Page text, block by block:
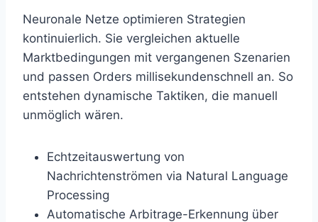
Neuronale Netze optimieren Strategien
kontinuierlich. Sie vergleichen aktuelle
Marktbedingungen mit vergangenen Szenarien
und passen Orders millisekundenschnell an. So
entstehen dynamische Taktiken, die manuell
unmöglich wären.
Echtzeitauswertung von
Nachrichtenströmen via Natural Language
Processing
Automatische Arbitrage-Erkennung über